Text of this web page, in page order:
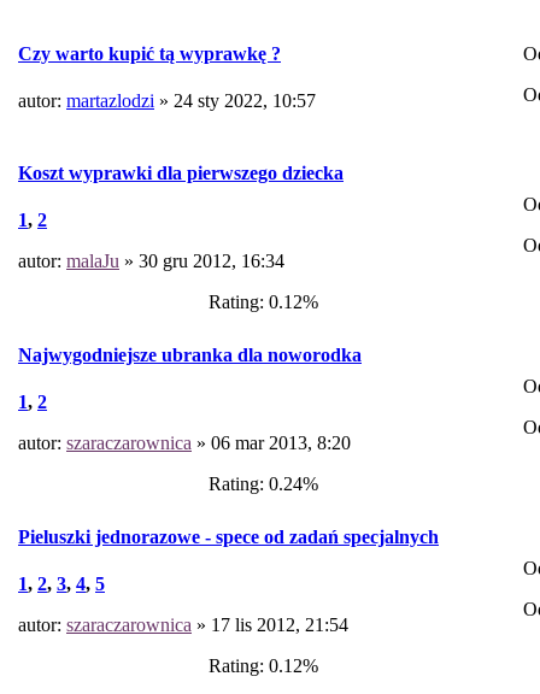
Czy warto kupić tą wyprawkę ?
autor: martazlodzi » 24 sty 2022, 10:57
Koszt wyprawki dla pierwszego dziecka
1, 2
autor: malaJu » 30 gru 2012, 16:34
Rating: 0.12%
Najwygodniejsze ubranka dla noworodka
1, 2
autor: szaraczarownica » 06 mar 2013, 8:20
Rating: 0.24%
Pieluszki jednorazowe - spece od zadań specjalnych
1, 2, 3, 4, 5
autor: szaraczarownica » 17 lis 2012, 21:54
Rating: 0.12%